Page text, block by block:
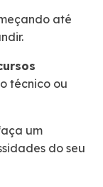
até
técnico ou
um
do seu